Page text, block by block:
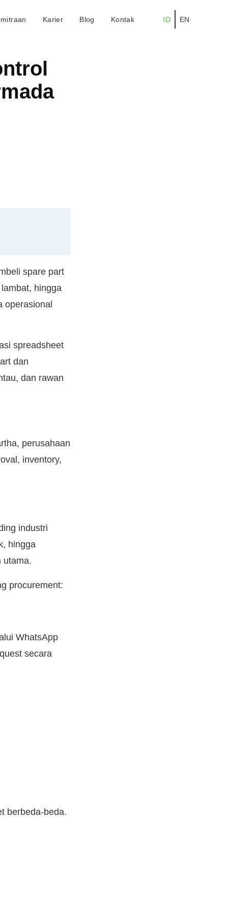
Karier Blog Kontak ID EN
spare part
hingga
operasional
spreadsheet
dan
dan rawan
perusahaan
inventory,
industri
hingga
utama.
procurement:
WhatsApp
secara
berbeda-beda.